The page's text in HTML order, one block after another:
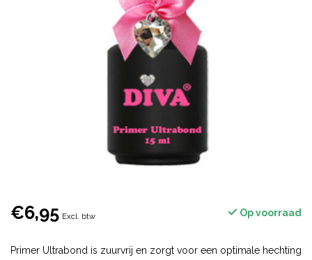
€6,95 Excl. btw Op voorraad
Primer Ultrabond is zuurvrij en zorgt voor een optimale hechting